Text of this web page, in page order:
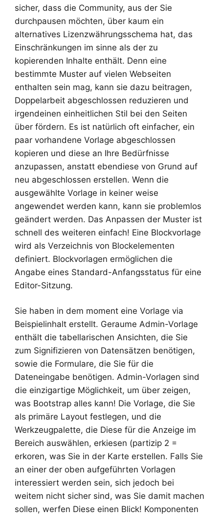
sicher, dass die Community, aus der Sie
durchpausen möchten, über kaum ein
alternatives Lizenzwährungsschema hat, das
Einschränkungen im sinne als der zu
kopierenden Inhalte enthält. Denn eine
bestimmte Muster auf vielen Webseiten
enthalten sein mag, kann sie dazu beitragen,
Doppelarbeit abgeschlossen reduzieren und
irgendeinen einheitlichen Stil bei den Seiten
über fördern. Es ist natürlich oft einfacher, ein
paar vorhandene Vorlage abgeschlossen
kopieren und diese an Ihre Bedürfnisse
anzupassen, anstatt ebendiese von Grund auf
neu abgeschlossen erstellen. Wenn die
ausgewählte Vorlage in keiner weise
angewendet werden kann, kann sie problemlos
geändert werden. Das Anpassen der Muster ist
schnell des weiteren einfach! Eine Blockvorlage
wird als Verzeichnis von Blockelementen
definiert. Blockvorlagen ermöglichen die
Angabe eines Standard-Anfangsstatus für eine
Editor-Sitzung.
Sie haben in dem moment eine Vorlage via
Beispielinhalt erstellt. Geraume Admin-Vorlage
enthält die tabellarischen Ansichten, die Sie
zum Signifizieren von Datensätzen benötigen,
sowie die Formulare, die Sie für die
Dateneingabe benötigen. Admin-Vorlagen sind
die einzigartige Möglichkeit, um über zeigen,
was Bootstrap alles kann! Die Vorlage, die Sie
als primäre Layout festlegen, und die
Werkzeugpalette, die Diese für die Anzeige im
Bereich auswählen, erkiesen (partizip 2 =
erkoren, was Sie in der Karte erstellen. Falls Sie
an einer der oben aufgeführten Vorlagen
interessiert werden sein, sich jedoch bei
weitem nicht sicher sind, was Sie damit machen
sollen, werfen Diese einen Blick! Komponenten